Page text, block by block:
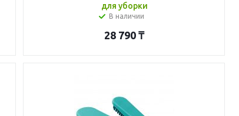
для уборки
В наличии
28 790 ₸